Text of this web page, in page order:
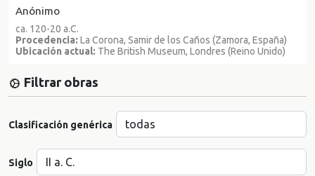
Anónimo
ca. 120-20 a.C.
Procedencia: La Corona, Samir de los Caños (Zamora, España)
Ubicación actual: The British Museum, Londres (Reino Unido)
Filtrar obras
Clasificación genérica
Siglo